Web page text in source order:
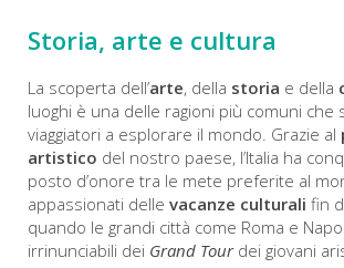
Storia, arte e cultura
La scoperta dell’arte, della storia e della
luoghi è una delle ragioni più comuni che
viaggiatori a esplorare il mondo. Grazie al
artistico del nostro paese, l’Italia ha
posto d’onore tra le mete preferite al
appassionati delle vacanze culturali fin
quando le grandi città come Roma e
irrinunciabili dei Grand Tourdei giovani